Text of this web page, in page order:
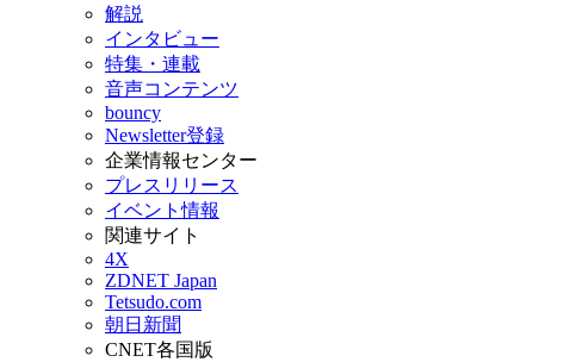
解説
インタビュー
特集・連載
音声コンテンツ
bouncy
Newsletter登録
企業情報センター
プレスリリース
イベント情報
関連サイト
4X
ZDNET Japan
Tetsudo.com
朝日新聞
CNET各国版